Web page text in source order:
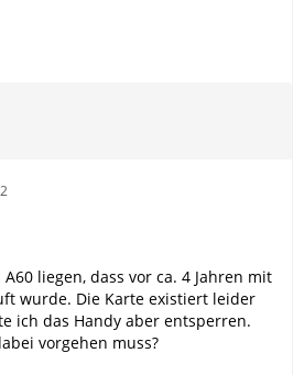
liegen, dass vor ca. 4 Jahren mit
wurde. Die Karte existiert leider
ich das Handy aber entsperren.
vorgehen muss?